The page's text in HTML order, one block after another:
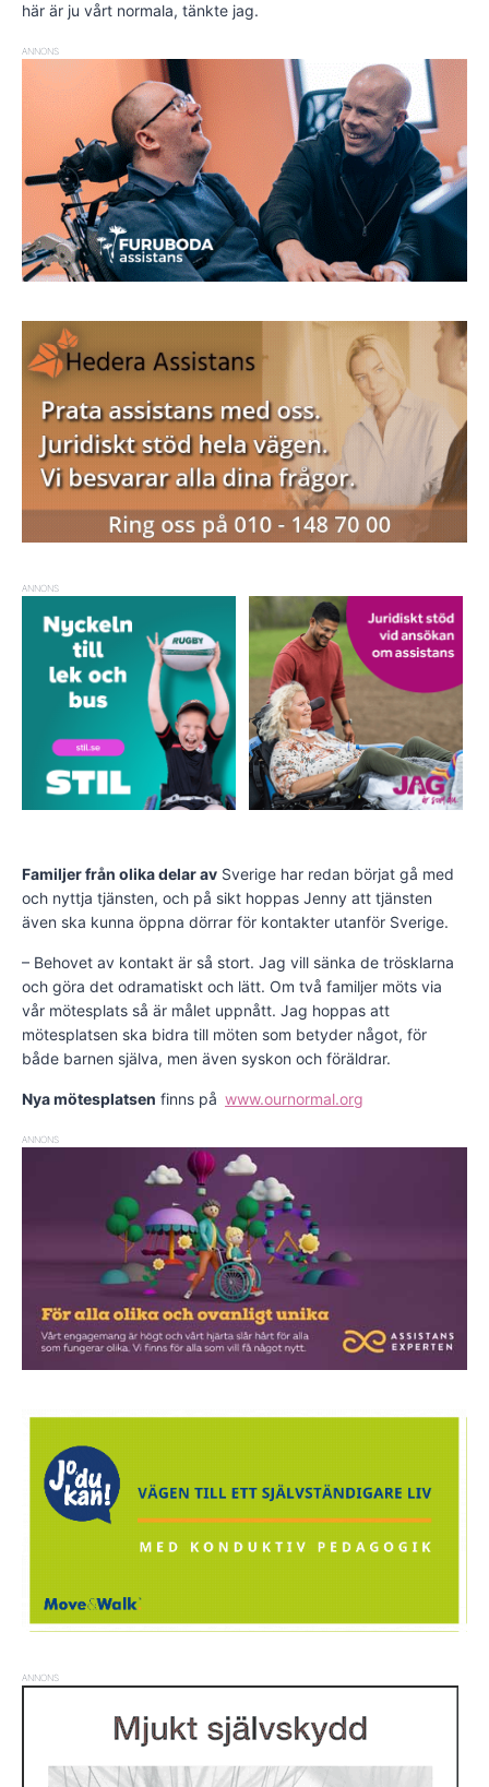
här är ju vårt normala, tänkte jag.
ANNONS
ANNONS
Familjer från olika delar av Sverige har redan börjat gå med
och nyttja tjänsten, och på sikt hoppas Jenny att tjänsten
även ska kunna öppna dörrar för kontakter utanför Sverige.
– Behovet av kontakt är så stort. Jag vill sänka de trösklarna
och göra det odramatiskt och lätt. Om två familjer möts via
vår mötesplats så är målet uppnått. Jag hoppas att
mötesplatsen ska bidra till möten som betyder något, för
både barnen själva, men även syskon och föräldrar.
Nya mötesplatsen finns på www.ournormal.org
ANNONS
ANNONS